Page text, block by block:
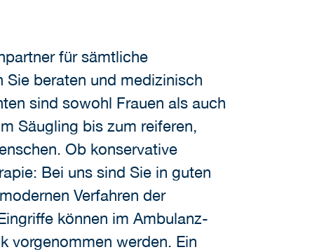
für sämtliche
Sie beraten und medizinisch
sind sowohl Frauen als auch
Säugling bis zum reiferen,
Ob konservative
Bei uns sind Sie in guten
Verfahren der
können im Ambulanz-
vorgenommen werden. Ein